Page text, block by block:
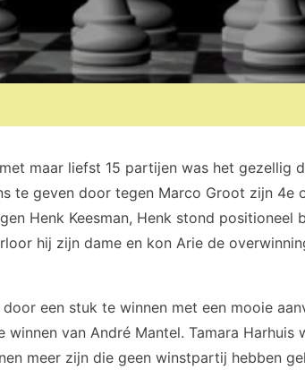
maar liefst 15 partijen was het gezellig
te geven door tegen Marco Groot zijn 4e
Henk Keesman, Henk stond positioneel
hij zijn dame en kon Arie de
een stuk te winnen met een mooie
van André Mantel. Tamara Harhuis
meer zijn die geen winstpartij hebben